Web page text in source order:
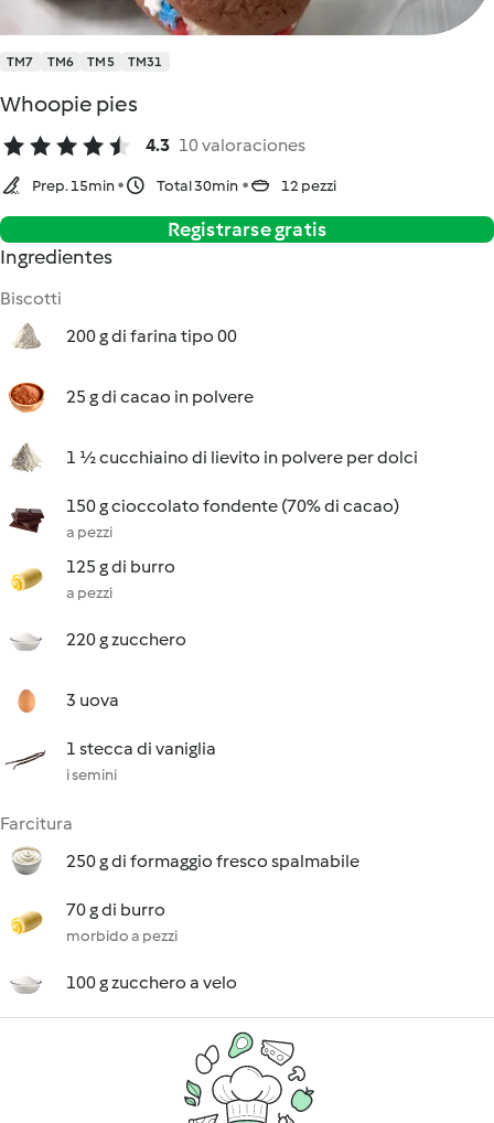
TM7 TM6 TM5 TM31
Whoopie pies
4.3 10 valoraciones
Prep. 15min Total 30min 12 pezzi
Registrarse gratis
Ingredientes
Biscotti
200 g di farina tipo 00
25 g di cacao in polvere
1 ½ cucchiaino di lievito in polvere per dolci
150 g cioccolato fondente (70% di cacao)
a pezzi
125 g di burro
a pezzi
220 g zucchero
3 uova
1 stecca di vaniglia
i semini
Farcitura
250 g di formaggio fresco spalmabile
70 g di burro
morbido a pezzi
100 g zucchero a velo